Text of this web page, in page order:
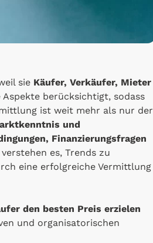
sie Käufer, Verkäufer, Mieter
berücksichtigt, sodass
ist weit mehr als nur der
und
Finanzierungsfragen
es, Trends zu
eine erfolgreiche Vermittlung
den besten Preis erzielen
und organisatorischen